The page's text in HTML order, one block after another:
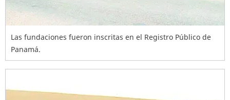
Las fundaciones fueron inscritas en el Registro Público de
Panamá.